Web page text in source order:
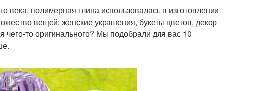
полимерная глина использовалась в изготовлении
вещей: женские украшения, букеты цветов, декор
чего-то оригинального? Мы подобрали для вас 10